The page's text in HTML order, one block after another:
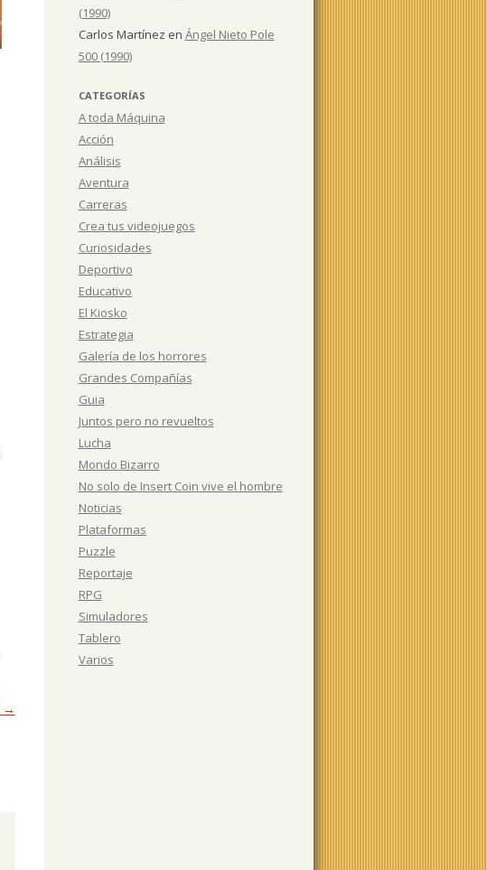
→
(1990)
Carlos Martínez en Ángel Nieto Pole
500 (1990)
CATEGORÍAS
A toda Máquina
Acción
Análisis
Aventura
Carreras
Crea tus videojuegos
Curiosidades
Deportivo
Educativo
El Kiosko
Estrategia
Galería de los horrores
Grandes Compañías
Guia
Juntos pero no revueltos
Lucha
Mondo Bizarro
No solo de Insert Coin vive el hombre
Noticias
Plataformas
Puzzle
Reportaje
RPG
Simuladores
Tablero
Varios